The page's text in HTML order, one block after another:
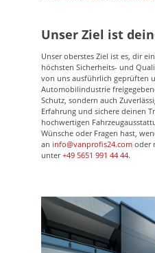
Unser Ziel ist
Unser oberstes Ziel ist es, dir
höchsten Sicherheits- und
von uns ausführlich geprüften
Automobilindustrie
Schutz, sondern auch
Erfahrung und sichere deinen
hochwertigen
Wünsche oder Fragen hast,
an info@vanprofis24.com oder
unter+49 5651 991 44 44.